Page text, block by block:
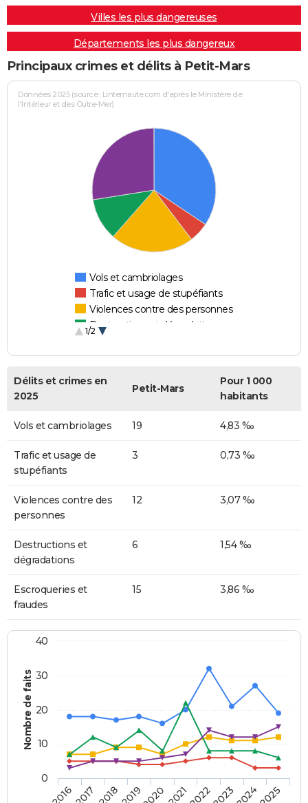
Villes les plus dangereuses
Départements les plus dangereux
Principaux crimes et délits à Petit-Mars
Données 2025 (source : Linternaute.com d'après le Ministère de
l'Intérieur et des Outre-Mer)
Vols et cambriolages
Trafic et usage de stupéfiants
Violences contre des personnes
Destructions et dégradations
1/2
Délits et crimes en
2025
Petit-Mars
Pour 1 000
habitants
Vols et cambriolages 19 4,83 ‰
Trafic et usage de
stupéfiants
3 0,73 ‰
Violences contre des
personnes
12 3,07 ‰
Destructions et
dégradations
6 1,54 ‰
Escroqueries et
fraudes
15 3,86 ‰
Nombre de faits
20162017 20182019202020212022202320242025
0
10
20
30
40